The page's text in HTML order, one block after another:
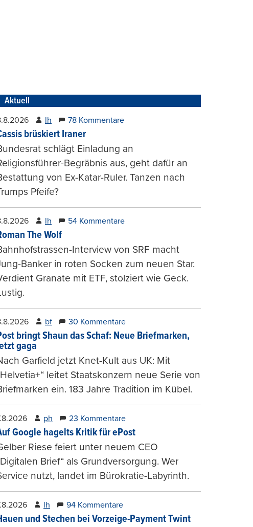
Aktuell
lh 78 Kommentare
brüskiert Iraner
schlägt Einladung an
Begräbnis aus, geht dafür an
von Ex-Katar-Ruler. Tanzen nach
Pfeife?
lh 54 Kommentare
The Wolf
Interview von SRF macht
Banker in roten Socken zum neuen Star.
Granate mit ETF, stolziert wie Geck.
bf 30 Kommentare
bringt Shaun das Schaf: Neue Briefmarken,
gaga
Garfield jetzt Knet-Kult aus UK: Mit
leitet Staatskonzern neue Serie von
ein. 183 Jahre Tradition im Kübel.
ph 23 Kommentare
Google hagelts Kritik für ePost
Riese feiert unter neuem CEO
Brief“ als Grundversorgung. Wer
nutzt, landet im Bürokratie-Labyrinth.
lh 94 Kommentare
und Stechen bei Vorzeige-Payment Twint